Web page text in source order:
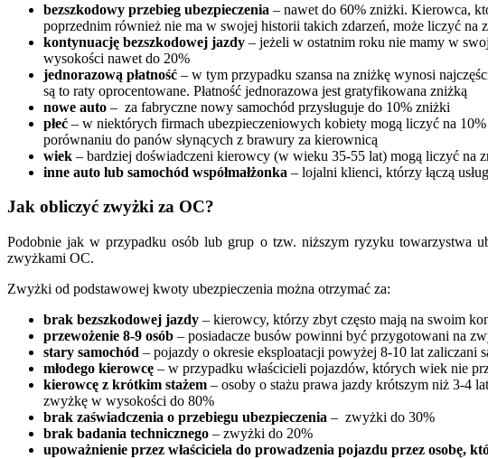
bezszkodowy przebieg ubezpieczenia – nawet do 60% zniżki. Kierowca,
poprzednim również nie ma w swojej historii takich zdarzeń, może liczyć na
kontynuację bezszkodowej jazdy – jeżeli w ostatnim roku nie mamy w
wysokości nawet do 20%
jednorazową płatność – w tym przypadku szansa na zniżkę wynosi
są to raty oprocentowane. Płatność jednorazowa jest gratyfikowana zniżką
nowe auto – za fabryczne nowy samochód przysługuje do 10% zniżki
płeć – w niektórych firmach ubezpieczeniowych kobiety mogą liczyć na
porównaniu do panów słynących z brawury za kierownicą
wiek – bardziej doświadczeni kierowcy (w wieku 35-55 lat) mogą liczyć na
inne auto lub samochód współmałżonka – lojalni klienci, którzy łączą
Jak obliczyć zwyżki za OC?
Podobnie jak w przypadku osób lub grup o tzw. niższym ryzyku towarzystwa
zwyżkami OC.
Zwyżki od podstawowej kwoty ubezpieczenia można otrzymać za:
brak bezszkodowej jazdy – kierowcy, którzy zbyt często mają na swoim
przewożenie 8-9 osób – posiadacze busów powinni być przygotowani na
stary samochód – pojazdy o okresie eksploatacji powyżej 8-10 lat zaliczani
młodego kierowcę – w przypadku właścicieli pojazdów, których wiek nie
kierowcę z krótkim stażem – osoby o stażu prawa jazdy krótszym niż 3-4
zwyżkę w wysokości do 80%
brak zaświadczenia o przebiegu ubezpieczenia – zwyżki do 30%
brak badania technicznego – zwyżki do 20%
upoważnienie przez właściciela do prowadzenia pojazdu przez osobę,